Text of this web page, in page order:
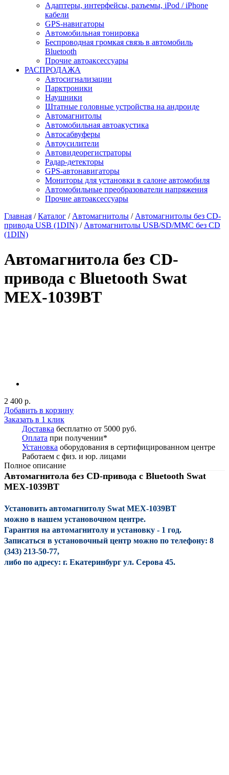
Адаптеры, интерфейсы, разъемы, iPod / iPhone
кабели
GPS-навигаторы
Автомобильная тонировка
Беспроводная громкая связь в автомобиль
Bluetooth
Прочие автоаксессуары
РАСПРОДАЖА
Автосигнализации
Парктроники
Наушники
Штатные головные устройства на андроиде
Автомагнитолы
Автомобильная автоакустика
Автосабвуферы
Автоусилители
Автовидеорегистраторы
Радар-детекторы
GPS-автонавигаторы
Мониторы для установки в салоне автомобиля
Автомобильные преобразователи напряжения
Прочие автоаксессуары
Главная /Каталог / Автомагнитолы / Автомагнитолы без CD-
привода USB (1DIN) / Автомагнитолы USB/SD/MMC без CD
(1DIN)
Автомагнитола без CD-
привода с Bluetooth Swat
MEX-1039BT
2 400 р.
Добавить в корзину
Заказать в 1 клик
Доставка бесплатно от 5000 руб.
Оплата при получении*
Установка оборудования в сертифицированном центре
Работаем с физ. и юр. лицами
Полное описание
Автомагнитола без CD-привода с Bluetooth Swat
MEX-1039BT
Установить автомагнитолу Swat MEX-1039BT
можно в нашем установочном центре.
Гарантия на автомагнитолу и установку - 1 год.
Записаться в установочный центр можно по телефону: 8
(343) 213-50-77,
либо по адресу: г. Екатеринбург ул. Серова 45.